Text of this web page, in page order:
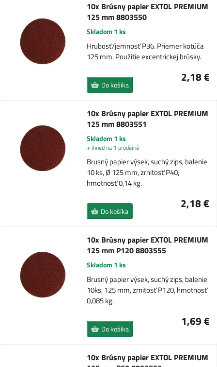
10x Brúsny papier EXTOL PREMIUM
125 mm 8803550
Skladom 1 ks
Hrubosť/jemnosť P36. Priemer kotúča
125 mm. Použitie excentrickej brúsky.
2,18 €
Do košíka
10x Brúsny papier EXTOL PREMIUM
125 mm 8803551
Skladom 1 ks
+ ihned na 1 prodejně
Brusný papier výsek, suchý zips, balenie
10 ks, Ø 125 mm, zrnitosť P40,
hmotnosť 0,14 kg.
2,18 €
Do košíka
10x Brúsny papier EXTOL PREMIUM
125 mm P120 8803555
Skladom 1 ks
Brusný papier výsek, suchý zips, balenie
10ks, 125 mm, zrnitosť P120, hmotnosť
0,085 kg.
1,69 €
Do košíka
10x Brúsny papier EXTOL PREMIUM